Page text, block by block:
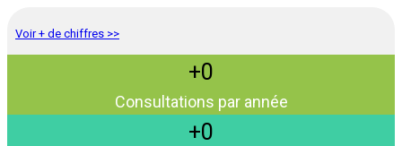
Voir + de chiffres >>
0
Consultations par année
0